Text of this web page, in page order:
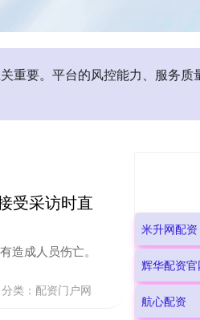
重要。平台的风控能力、服务
受采访时直
造成人员伤亡。
分类： 配资门户网
米升网配资
辉华配资官
航心配资